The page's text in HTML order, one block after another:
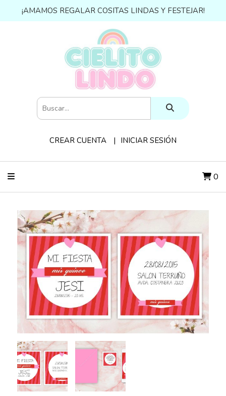
¡AMAMOS REGALAR COSITAS LINDAS Y FESTEJAR!
CREAR CUENTA INICIAR SESIÓN
0